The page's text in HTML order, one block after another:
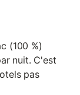
(100 %)
nuit. C'est
pas